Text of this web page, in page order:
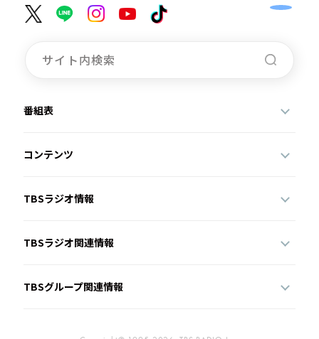
番組表
コンテンツ
TBSラジオ情報
TBSラジオ関連情報
TBSグループ関連情報